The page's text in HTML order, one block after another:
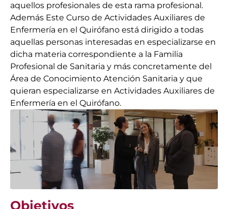
aquellos profesionales de esta rama profesional.
Además Este Curso de Actividades Auxiliares de
Enfermería en el Quirófano está dirigido a todas
aquellas personas interesadas en especializarse en
dicha materia correspondiente a la Familia
Profesional de Sanitaria y más concretamente del
Área de Conocimiento Atención Sanitaria y que
quieran especializarse en Actividades Auxiliares de
Enfermería en el Quirófano.
Objetivos